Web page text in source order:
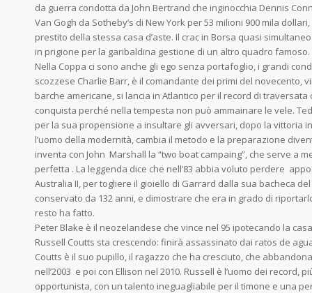
da guerra condotta da John Bertrand che inginocchia Dennis
Van Gogh da Sotheby’s di New York per 53 milioni 900 mila
prestito della stessa casa d’aste. Il crac in Borsa quasi
in prigione per la garibaldina gestione di un altro quadro famoso.
Nella Coppa ci sono anche gli ego senza portafoglio, i grandi
scozzese Charlie Barr, è il comandante dei primi del novecento,
barche americane, si lancia in Atlantico per il record di traversata
conquista perché nella tempesta non può ammainare le vele.
per la sua propensione a insultare gli avversari, dopo la vittoria
l’uomo della modernità, cambia il metodo e la preparazione
inventa con John Marshall la “two boat campaing”, che serve a
perfetta . La leggenda dice che nell’83 abbia voluto perdere
Australia II, per togliere il gioiello di Garrard dalla sua bacheca
conservato da 132 anni, e dimostrare che era in grado di
resto ha fatto.
Peter Blake è il neozelandese che vince nel 95 ipotecando la
Russell Coutts sta crescendo: finirà assassinato dai ratos de
Coutts è il suo pupillo, il ragazzo che ha cresciuto, che
nell’2003 e poi con Ellison nel 2010. Russell è l’uomo dei record,
opportunista, con un talento ineguagliabile per il timone e una